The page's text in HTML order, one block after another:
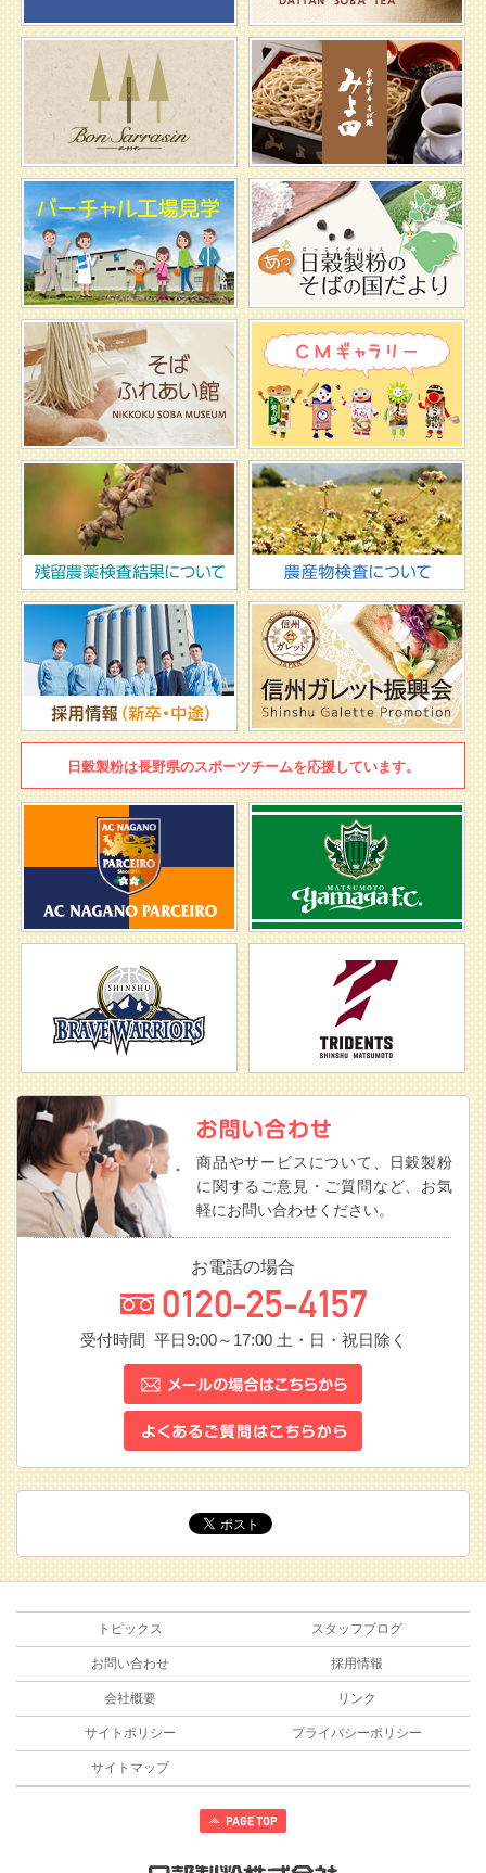
日穀製粉は長野県のスポーツチームを応援しています。
商品やサービスについて、日穀製粉
に関するご意見・ご質問など、お気
軽にお問い合わせください。
お電話の場合
受付時間 平日9:00～17:00土・日・祝日除く
トピックス スタッフブログ
お問い合わせ 採用情報
会社概要 リンク
サイトポリシー プライバシーポリシー
サイトマップ